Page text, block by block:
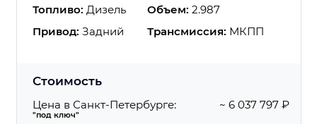
Топливо: Дизель Объем: 2.987
Привод: Задний Трансмиссия: МКПП
Стоимость
Цена в Санкт-Петербурге:
"под ключ"
~ 6 037 797 ₽